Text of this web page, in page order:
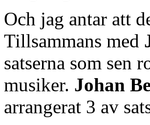
Och jag antar att
Tillsammans med
satserna som sen
musiker. Johan
arrangerat 3 av